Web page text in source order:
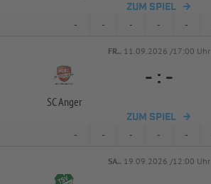
ZUM SPIEL
- - - - -
FR.. 11.09.2026 /17:00 Uhr
SC Anger
- : -
ZUM SPIEL
- - - - -
SA.. 19.09.2026 /12:00 Uhr